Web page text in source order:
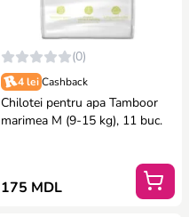
(0)
4 lei Cashback
Chilotei pentru apa Tamboor
marimea M (9-15 kg), 11 buc.
175 MDL